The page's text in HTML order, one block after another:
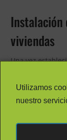
viviendas
Una vez
una estructura
establecido, se
y a su vez, este
un inversor
Utilizamos
nuestro